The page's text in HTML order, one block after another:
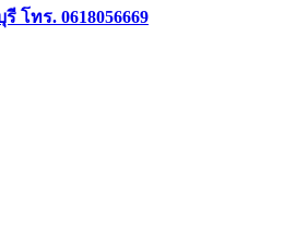
โทร. 0618056669